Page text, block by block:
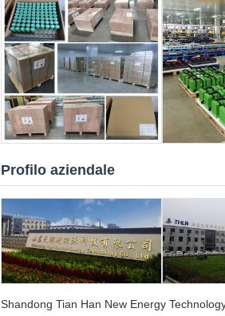
Profilo aziendale
Shandong Tian Han New Energy